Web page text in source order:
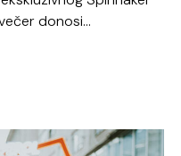
donosi...